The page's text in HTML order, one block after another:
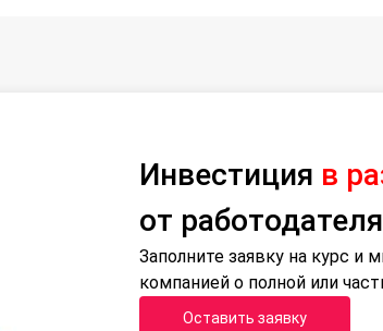
Инвестиция в
от работодателя
Заполните заявку на курс
компанией о полной или
Оставить заявку